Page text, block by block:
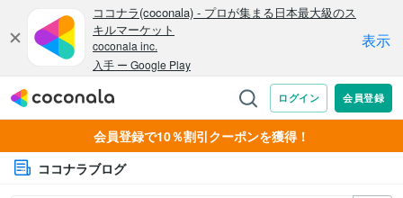
会員登録で10％割引クーポンを獲得！
ココナラブログ